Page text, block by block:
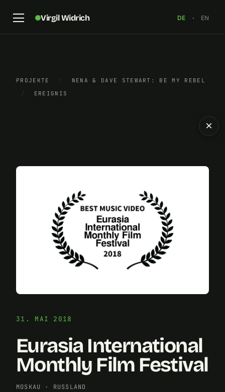
Virgil Widrich DE · EN
PROJEKTE /
NENA & DAVE STEWART: BE MY REBEL
/
EREIGNIS
31. MAI 2018
Eurasia International
Monthly Film Festival
MOSKAU · RUSSLAND
×